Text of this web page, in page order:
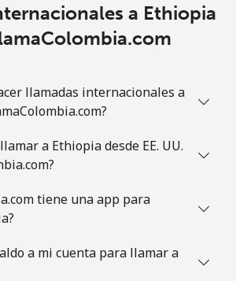
a Ethiopia
llamadas internacionales a
a Ethiopia desde EE. UU.
tiene una app para
a mi cuenta para llamar a